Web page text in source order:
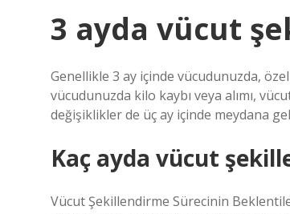
3 ayda vücut
Genellikle 3 ay içinde vücudunuzda,
vücudunuzda kilo kaybı veya alımı,
değişiklikler de üç ay içinde meydana
Kaç ayda vücut
Vücut Şekillendirme Sürecinin